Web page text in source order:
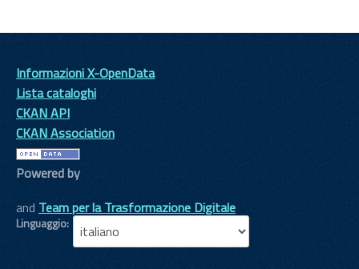
Informazioni X-OpenData
Lista cataloghi
CKAN API
CKAN Association
Powered by
and Team per la Trasformazione Digitale
Linguaggio